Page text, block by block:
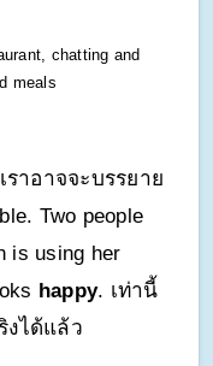
าอาจจะบรรยาย
Two people
happy. เท่านี้
งได้แล้ว